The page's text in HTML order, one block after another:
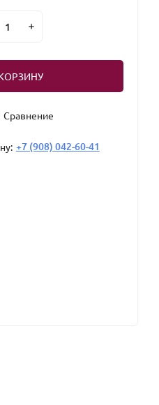
Сравнение
+7 (908) 042-60-41